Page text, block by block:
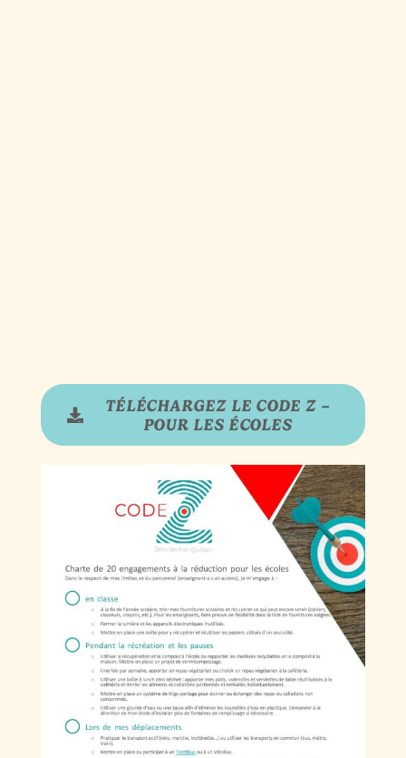
TÉLÉCHARGEZ LE CODE Z –
POUR LES ÉCOLES